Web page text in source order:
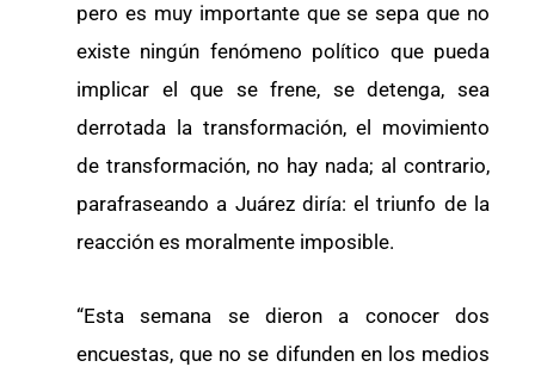
pero es muy importante que se sepa que no
existe ningún fenómeno político que pueda
implicar el que se frene, se detenga, sea
derrotada la transformación, el movimiento
de transformación, no hay nada; al contrario,
parafraseando a Juárez diría: el triunfo de la
reacción es moralmente imposible.
“Esta semana se dieron a conocer dos
encuestas, que no se difunden en los medios